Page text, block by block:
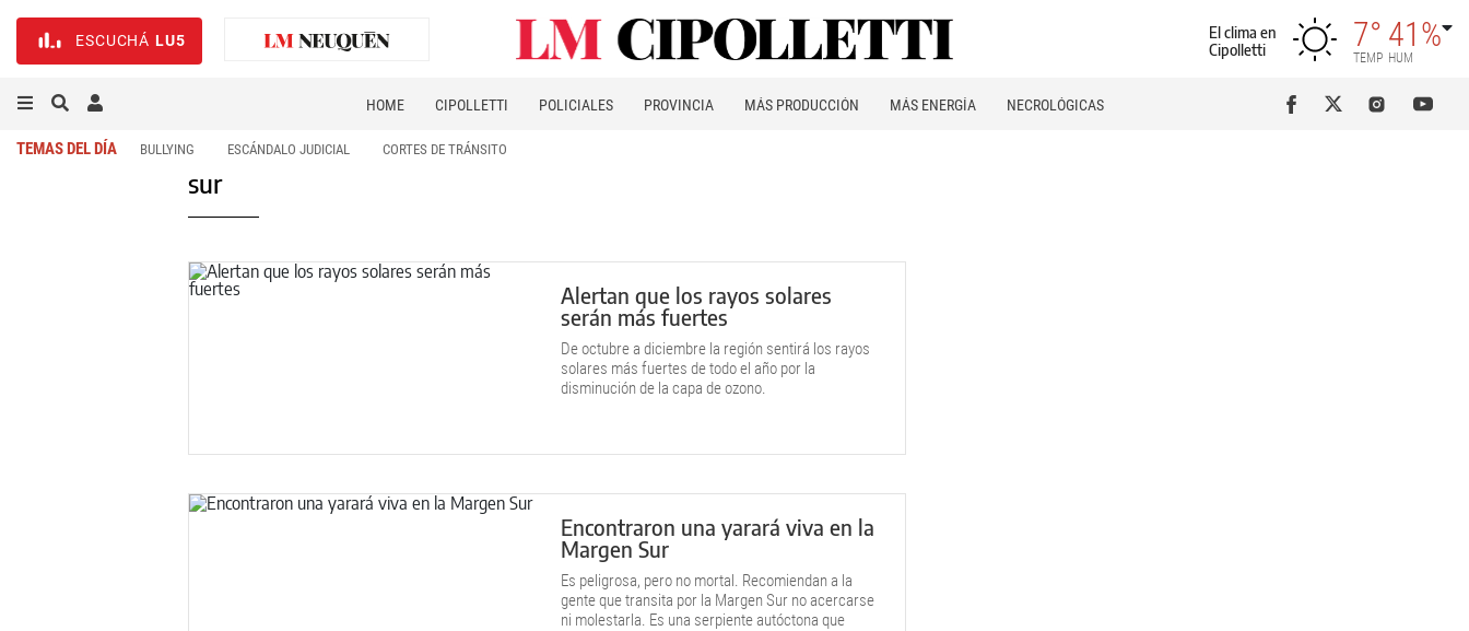
ESCUCHÁ LU5
El clima en
Cipolletti
7°
TEMP
41%
HUM
HOME CIPOLLETTI POLICIALES PROVINCIA MÁS PRODUCCIÓN MÁS ENERGÍA NECROLÓGICAS
TEMAS DEL DÍA BULLYING ESCÁNDALO JUDICIAL CORTES DE TRÁNSITO
sur
Alertan que los rayos solares
serán más fuertes
De octubre a diciembre la región sentirá los rayos
solares más fuertes de todo el año por la
disminución de la capa de ozono.
Encontraron una yarará viva en la
Margen Sur
Es peligrosa, pero no mortal. Recomiendan a la
gente que transita por la Margen Sur no acercarse
ni molestarla. Es una serpiente autóctona que